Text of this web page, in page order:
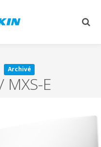
Archivé
MXS-E